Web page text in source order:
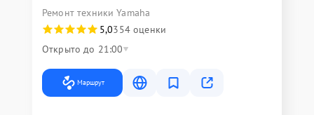
Ремонт техники Yamaha
5,0354 оценки
Открыто до 21:00
Маршрут